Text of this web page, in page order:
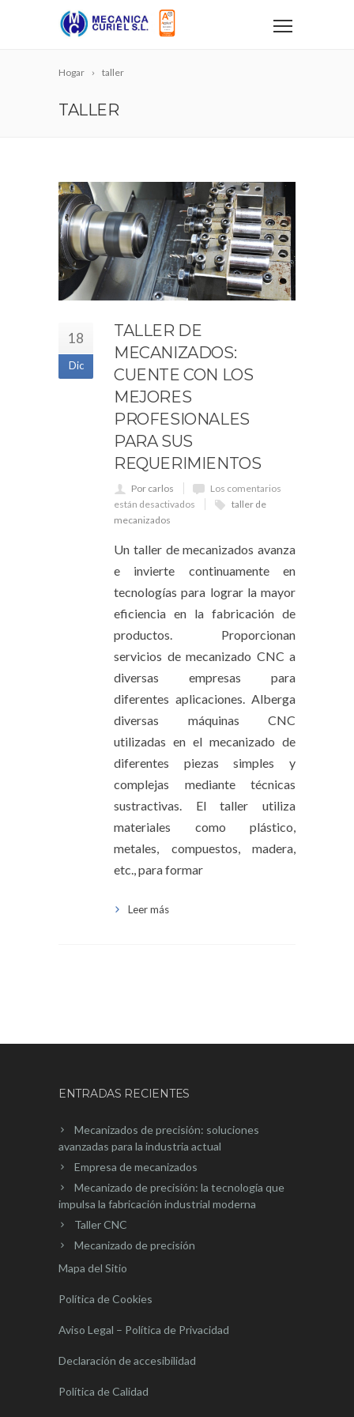
Hogar taller
TALLER
18
Dic
TALLER DE
MECANIZADOS:
CUENTE CON LOS
MEJORES
PROFESIONALES
PARA SUS
REQUERIMIENTOS
Por carlos
Los comentarios
están desactivados
taller de
mecanizados
Un taller de mecanizados avanza
e invierte continuamente en
tecnologías para lograr la mayor
eficiencia en la fabricación de
productos. Proporcionan
servicios de mecanizado CNC a
diversas empresas para
diferentes aplicaciones. Alberga
diversas máquinas CNC
utilizadas en el mecanizado de
diferentes piezas simples y
complejas mediante técnicas
sustractivas. El taller utiliza
materiales como plástico,
metales, compuestos, madera,
etc., para formar
Leer más
ENTRADAS RECIENTES
Mecanizados de precisión: soluciones
avanzadas para la industria actual
Empresa de mecanizados
Mecanizado de precisión: la tecnología que
impulsa la fabricación industrial moderna
Taller CNC
Mecanizado de precisión
Mapa del Sitio
Política de Cookies
Aviso Legal – Política de Privacidad
Declaración de accesibilidad
Política de Calidad